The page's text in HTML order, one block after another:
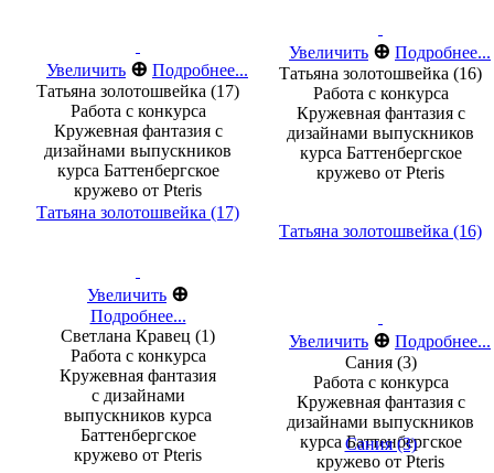
Увеличить ⊕ Подробнее...
Татьяна золотошвейка (17)
Работа с конкурса
Кружевная фантазия с
дизайнами выпускников
курса Баттенбергское
кружево от Pteris
Татьяна золотошвейка (17)
Увеличить ⊕ Подробнее...
Татьяна золотошвейка (16)
Работа с конкурса
Кружевная фантазия с
дизайнами выпускников
курса Баттенбергское
кружево от Pteris
Татьяна золотошвейка (16)
Увеличить ⊕
Подробнее...
Светлана Кравец (1)
Работа с конкурса
Кружевная фантазия
с дизайнами
выпускников курса
Баттенбергское
кружево от Pteris
Увеличить ⊕ Подробнее...
Сания (3)
Работа с конкурса
Кружевная фантазия с
дизайнами выпускников
курса Баттенбергское
кружево от Pteris
Сания (3)